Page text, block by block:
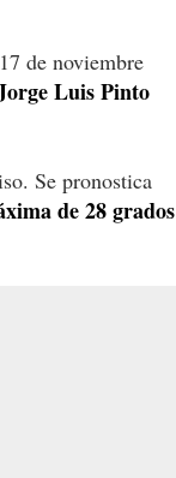
de noviembre
Luis Pinto
Se pronostica
de 28 grados